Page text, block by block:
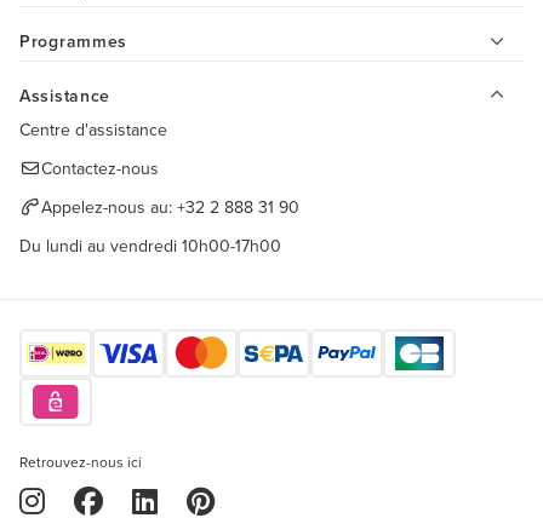
Programmes
Assistance
Centre d'assistance
Contactez-nous
Appelez-nous au: +32 2 888 31 90
Du lundi au vendredi 10h00-17h00
Retrouvez-nous ici